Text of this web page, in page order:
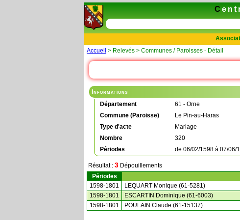
C
Accueil > Relevés > Communes / Paroisses - Détail
Informations
Département
61 - Orne
Commune (Paroisse)
Le Pin-au-Haras
Type d'acte
Mariage
Nombre
320
Périodes
de 06/02/1598 à 07/06/
Résultat : 3 Dépouillements
Périodes
1598-1801
LEQUART Monique (61-5281)
1598-1801
ESCARTIN Dominique (61-6003)
1598-1801
POULAIN Claude (61-15137)